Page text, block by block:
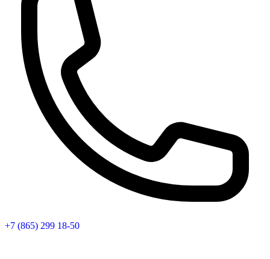
+7 (865) 299 18-50